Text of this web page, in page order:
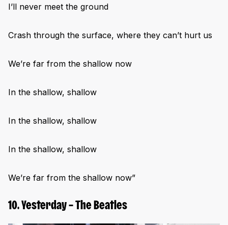
I’ll never meet the ground
Crash through the surface, where they can’t hurt us
We’re far from the shallow now
In the shallow, shallow
In the shallow, shallow
In the shallow, shallow
We’re far from the shallow now”
10. Yesterday – The Beatles